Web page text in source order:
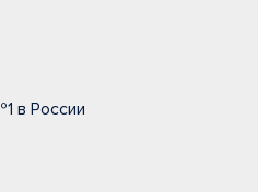
в России